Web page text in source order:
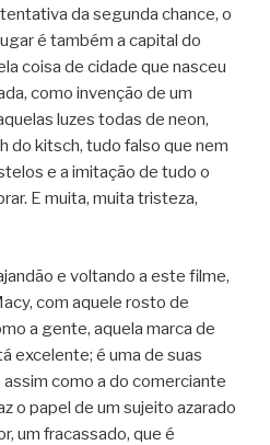
da segunda chance, o
é também a capital do
coisa de cidade que nasceu
como invenção de um
luzes todas de neon,
do kitsch, tudo falso que nem
e a imitação de tudo o
E muita, muita tristeza,
e voltando a este filme,
com aquele rosto de
a gente, aquela marca de
excelente; é uma de suas
como a do comerciante
o papel de um sujeito azarado
um fracassado, que é